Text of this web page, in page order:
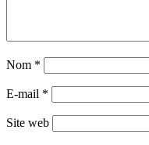
Nom *
E-mail *
Site web